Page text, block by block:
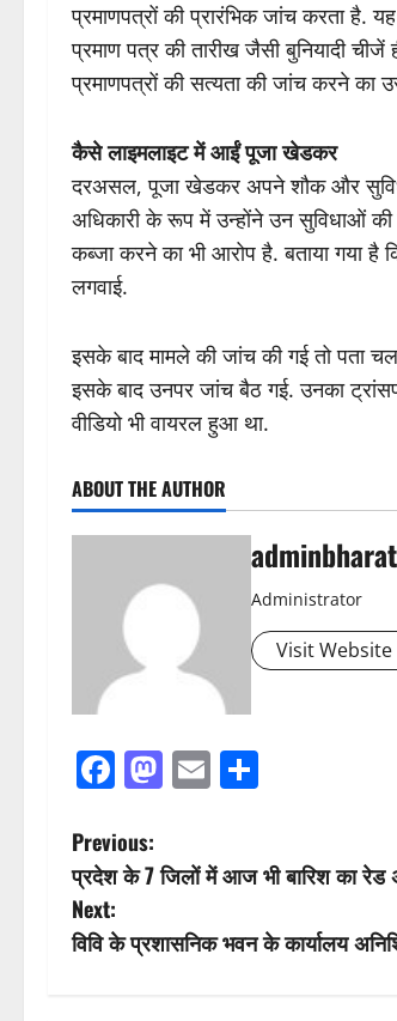
प्रमाणपत्रों की प्रारंभिक जांच करता है. यह
प्रमाण पत्र की तारीख जैसी बुनियादी चीजें
प्रमाणपत्रों की सत्यता की जांच करने
कैसे लाइमलाइट में आईं पूजा खेडकर
दरअसल, पूजा खेडकर अपने शौक और
अधिकारी के रूप में उन्होंने उन सुविधाओं
कब्जा करने का भी आरोप है. बताया गया है
लगवाई.
इसके बाद मामले की जांच की गई तो पता
इसके बाद उनपर जांच बैठ गई. उनका
वीडियो भी वायरल हुआ था.
ABOUT THE AUTHOR
adminbharat
Administrator
Visit Website
Facebook
Mastodon
Email
P
o
s
Previous:
प्रदेश के 7 जिलों में आज भी बारिश का
Next:
विवि के प्रशासनिक भवन के कार्यालय